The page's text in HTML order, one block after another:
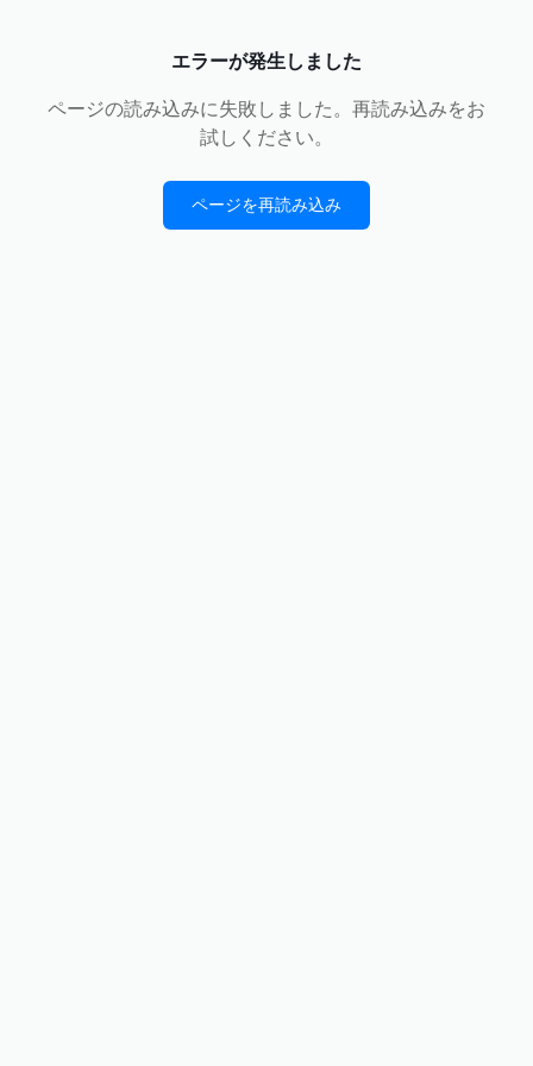
エラーが発生しました
ページの読み込みに失敗しました。再読み込みをお
試しください。
ページを再読み込み